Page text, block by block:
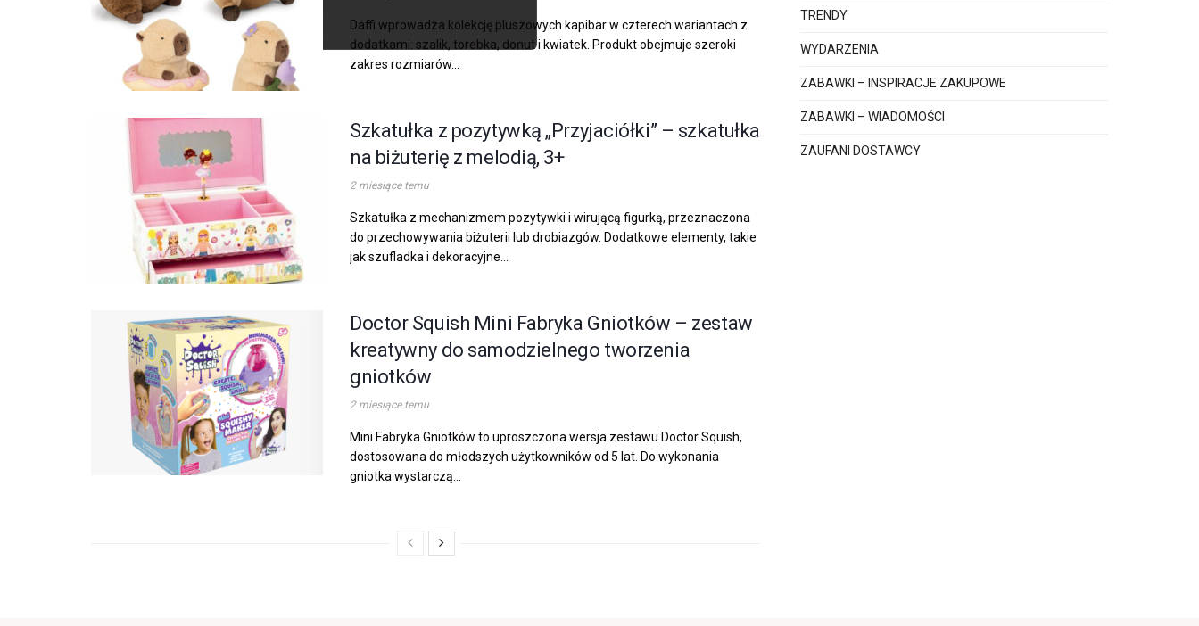
Daffi wprowadza kolekcję pluszowych kapibar w czterech wariantach z
dodatkami: szalik, torebka, donut i kwiatek. Produkt obejmuje szeroki
zakres rozmiarów...
Szkatułka z pozytywką „Przyjaciółki” – szkatułka
na biżuterię z melodią, 3+
2 miesiące temu
Szkatułka z mechanizmem pozytywki i wirującą figurką, przeznaczona
do przechowywania biżuterii lub drobiazgów. Dodatkowe elementy, takie
jak szufladka i dekoracyjne...
Doctor Squish Mini Fabryka Gniotków – zestaw
kreatywny do samodzielnego tworzenia
gniotków
2 miesiące temu
Mini Fabryka Gniotków to uproszczona wersja zestawu Doctor Squish,
dostosowana do młodszych użytkowników od 5 lat. Do wykonania
gniotka wystarczą...
TRENDY
WYDARZENIA
ZABAWKI – INSPIRACJE ZAKUPOWE
ZABAWKI – WIADOMOŚCI
ZAUFANI DOSTAWCY